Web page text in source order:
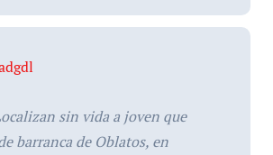
sin vida a joven que
barranca de Oblatos, en